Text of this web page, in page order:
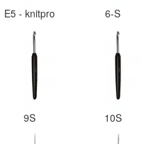
E5 - knitpro 6-S
9S 10S